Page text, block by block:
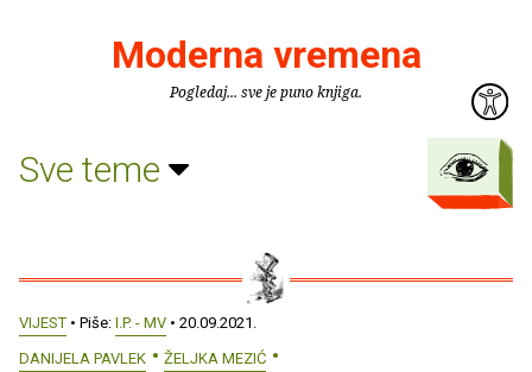
Moderna vremena
Pogledaj... sve je puno knjiga.
Sve teme
VIJEST • Piše: I.P. - MV • 20.09.2021.
DANIJELA PAVLEK
ŽELJKA MEZIĆ